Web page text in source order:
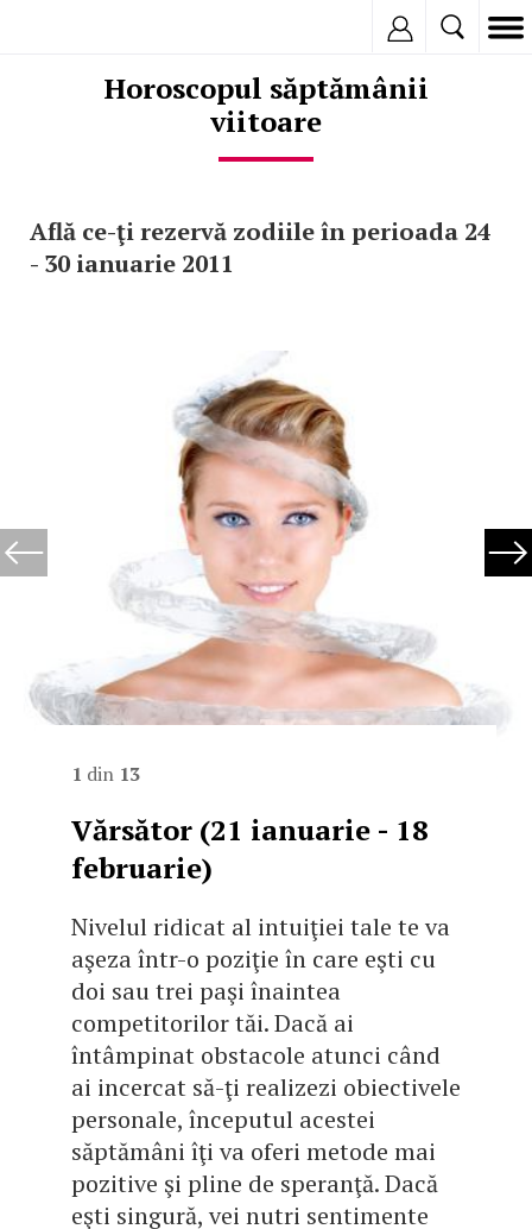
Horoscopul săptămânii
viitoare
Află ce-ţi rezervă zodiile în perioada 24
- 30 ianuarie 2011
1 din 13
Vărsător (21 ianuarie - 18
februarie)
Nivelul ridicat al intuiţiei tale te va
aşeza într-o poziţie în care eşti cu
doi sau trei paşi înaintea
competitorilor tăi. Dacă ai
întâmpinat obstacole atunci când
ai incercat să-ţi realizezi obiectivele
personale, începutul acestei
săptămâni îţi va oferi metode mai
pozitive şi pline de speranţă. Dacă
eşti singură, vei nutri sentimente